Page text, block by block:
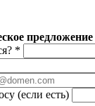
предложение
*
(если есть)